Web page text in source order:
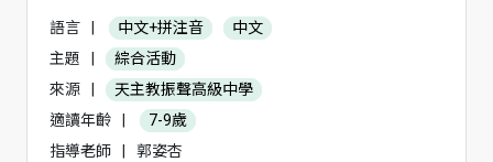
語言 中文+拼注音
中文
主題
綜合活動
來源
天主教振聲高級中學
適讀年齡
7-9歲
指導老師
郭姿杏